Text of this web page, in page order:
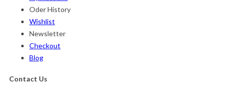
Oder History
Wishlist
Newsletter
Checkout
Blog
Contact Us